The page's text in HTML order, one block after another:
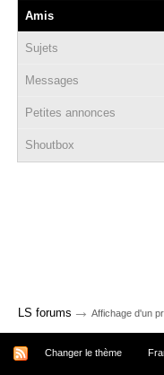
Amis
Sujets
Messages
Petites annonces
Shoutbox
LS forums → Affichage d'un
Changer le thème